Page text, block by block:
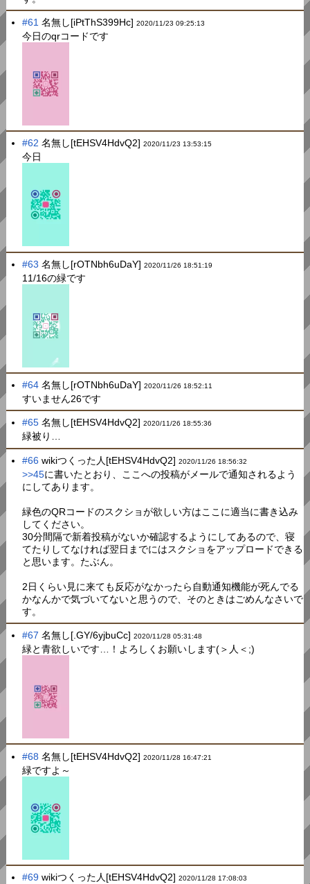
#61 名無し[iPtThS399Hc]2020/11/23 09:25:13
今日のqrコードです
#62 名無し[tEHSV4HdvQ2]2020/11/23 13:53:15
今日
#63 名無し[rOTNbh6uDaY]2020/11/26 18:51:19
11/16の緑です
#64 名無し[rOTNbh6uDaY]2020/11/26 18:52:11
すいません26です
#65 名無し[tEHSV4HdvQ2]2020/11/26 18:55:36
緑被り…
#66 wikiつくった人[tEHSV4HdvQ2]2020/11/26 18:56:32
>>45に書いたとおり、ここへの投稿がメールで通知されるよう
にしてあります。
緑色のQRコードのスクショが欲しい方はここに適当に書き込み
してください。
30分間隔で新着投稿がないか確認するようにしてあるので、寝
てたりしてなければ翌日までにはスクショをアップロードできる
と思います。たぶん。
2日くらい見に来ても反応がなかったら自動通知機能が死んでる
かなんかで気づいてないと思うので、そのときはごめんなさいで
す。
#67 名無し[.GY/6yjbuCc]2020/11/28 05:31:48
緑と青欲しいです…！よろしくお願いします(＞人＜;)
#68 名無し[tEHSV4HdvQ2]2020/11/28 16:47:21
緑ですよ～
#69 wikiつくった人[tEHSV4HdvQ2]2020/11/28 17:08:03